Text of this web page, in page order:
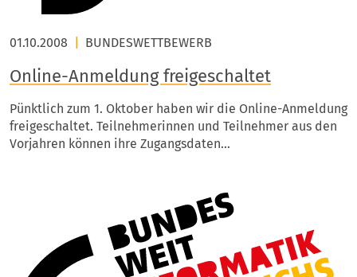
01.10.2008 BUNDESWETTBEWERB
Online-Anmeldung freigeschaltet
Pünktlich zum 1. Oktober haben wir die Online-Anmeldung
freigeschaltet. Teilnehmerinnen und Teilnehmer aus den
Vorjahren können ihre Zugangsdaten…